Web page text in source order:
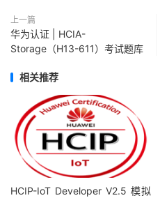
上一篇
华为认证 | HCIA-
Storage（H13-611）考试题库
相关推荐
HCIP-IoT Developer V2.5 模拟